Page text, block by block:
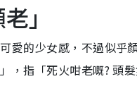
」
愛的少女感，不過似乎
，指「死火咁老嘅? 頭